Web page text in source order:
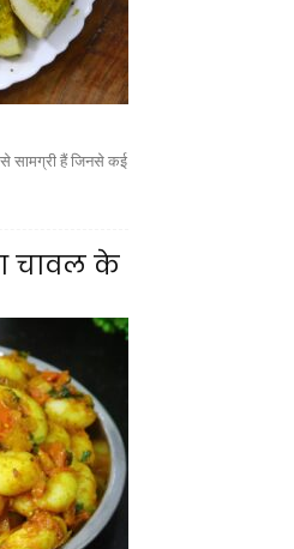
सामग्री हैं जिनसे कई
चावल के